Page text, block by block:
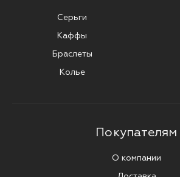
Серьги
Каффы
Браслеты
Колье
Покупателям
О компании